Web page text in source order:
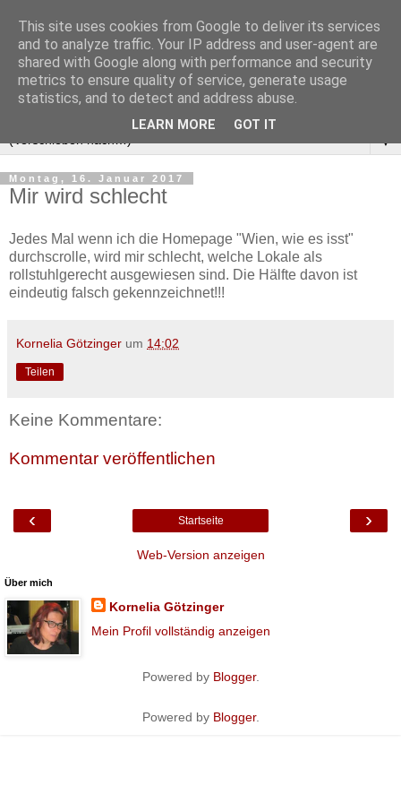
▼
Montag, 16. Januar 2017
Mir wird schlecht
Jedes Mal wenn ich die Homepage "Wien, wie es isst"
durchscrolle, wird mir schlecht, welche Lokale als
rollstuhlgerecht ausgewiesen sind. Die Hälfte davon ist
eindeutig falsch gekennzeichnet!!!
Kornelia Götzinger um 14:02
Teilen
Keine Kommentare:
Kommentar veröffentlichen
‹ ›
Startseite
Web-Version anzeigen
Über mich
Kornelia Götzinger
Mein Profil vollständig anzeigen
Powered by Blogger.
Powered by Blogger.
This site uses cookies from Google to deliver its services
and to analyze traffic. Your IP address and user-agent are
shared with Google along with performance and security
metrics to ensure quality of service, generate usage
statistics, and to detect and address abuse.
LEARN MORE GOT IT